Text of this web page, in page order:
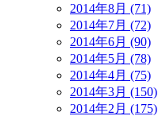
2014年8月 (71)
2014年7月 (72)
2014年6月 (90)
2014年5月 (78)
2014年4月 (75)
2014年3月 (150)
2014年2月 (175)